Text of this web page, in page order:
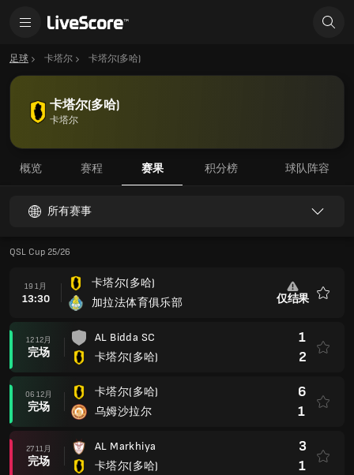
足球 卡塔尔 卡塔尔(多哈)
卡塔尔(多哈)
卡塔尔
概览 赛程 赛果 积分榜 球队阵容
所有赛事
QSL Cup 25/26
19 1月
13:30
卡塔尔(多哈)
加拉法体育俱乐部
仅结果
12 12月
完场
AL Bidda SC
卡塔尔(多哈)
1
2
06 12月
完场
卡塔尔(多哈)
乌姆沙拉尔
6
1
27 11月
完场
AL Markhiya
卡塔尔(多哈)
3
1